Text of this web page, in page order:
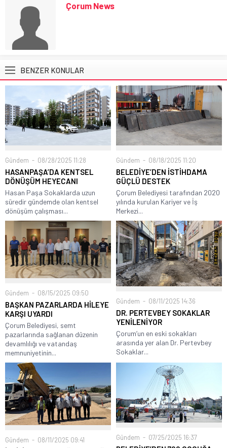
Çorum News
BENZER KONULAR
Gündem 08/28/2025 11:28
HASANPAŞA’DA KENTSEL
DÖNÜŞÜM HEYECANI
Hasan Paşa Sokaklarda uzun
süredir gündemde olan kentsel
dönüşüm çalışması...
Gündem 08/18/2025 11:20
BELEDİYE’DEN İSTİHDAMA
GÜÇLÜ DESTEK
Çorum Belediyesi tarafından 2020
yılında kurulan Kariyer ve İş
Merkezi...
Gündem 08/15/2025 09:50
BAŞKAN PAZARLARDA HİLEYE
KARŞI UYARDI
Çorum Belediyesi, semt
pazarlarında sağlanan düzenin
devamlılığı ve vatandaş
memnuniyetinin...
Gündem 08/11/2025 14:36
DR. PERTEVBEY SOKAKLAR
YENİLENİYOR
Çorum’un en eski sokakları
arasında yer alan Dr. Pertevbey
Sokaklar...
Gündem 08/11/2025 09:41 Gündem 07/25/2025 16:37